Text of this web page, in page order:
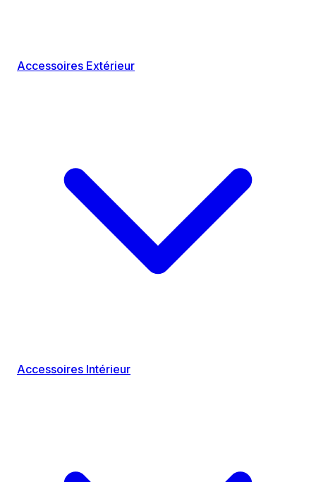
Accessoires Extérieur
Accessoires Intérieur